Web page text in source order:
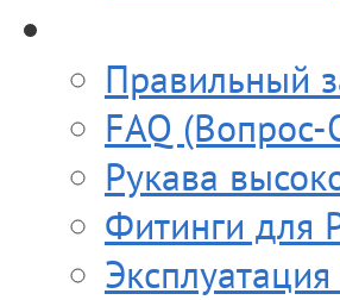
Правильный
FAQ (Вопрос-
Рукава
Фитинги для